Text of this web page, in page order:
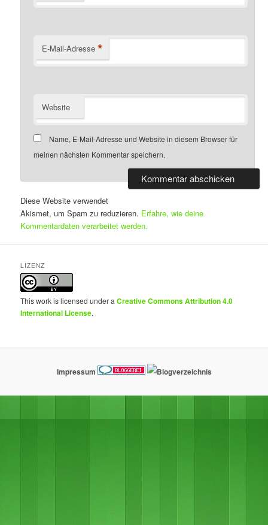
E-Mail-Adresse *
Website
Name, E-Mail-Adresse und Website in diesem Browser für
meinen nächsten Kommentar speichern.
Diese Website verwendet
Akismet, um Spam zu reduzieren. Erfahre, wie deine
Kommentardaten verarbeitet werden.
LIZENZ
This work is licensed under aCreative Commons Attribution 4.0
International License.
Impressum